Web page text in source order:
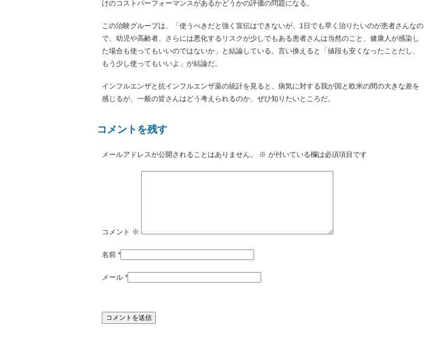
けのコストパーフォーマンスがあるかどうかの評価の問題になる。
この治験グループは、「使うべきだと強く宣伝はできないが、1日でも早く治りたいのが患者さんなの
で、幼児や高齢者、さらには悪化するリスクが少しでもある患者さんは当然のこと、健康人が感染し
た場合も使ってもいいのではないか」と結論している。言い換えると「値段も安くなったことだし、
もう少し使ってもいいよ」が結論だ。
インフルエンザと抗インフルエンザ薬の統計を見ると、病気に対する我が国と欧米の間の大きな差を
感じるが、一般の皆さんはどう考えられるのか、ぜひ知りたいところだ。
コメントを残す
メールアドレスが公開されることはありません。 ※ が付いている欄は必須項目です
コメント ※
名前 *
メール *